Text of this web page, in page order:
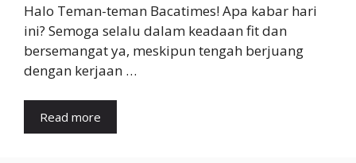
Halo Teman-teman Bacatimes! Apa kabar hari
ini? Semoga selalu dalam keadaan fit dan
bersemangat ya, meskipun tengah berjuang
dengan kerjaan …
Read more